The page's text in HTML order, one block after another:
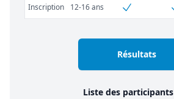
Inscription 12-16 ans
Résultats
Liste des participants